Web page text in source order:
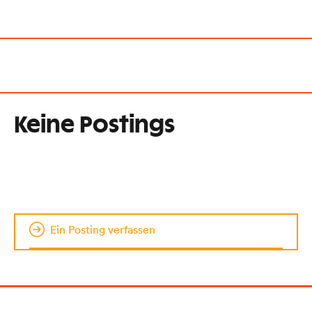
Keine Postings
Ein Posting verfassen